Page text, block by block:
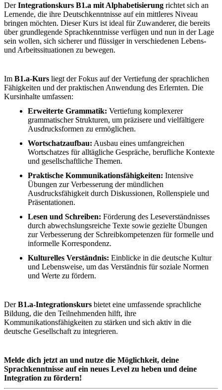
DerIntegrationskurs B1.a mit Alphabetisierung richtet sich an
Lernende, die ihre Deutschkenntnisse auf ein mittleres Niveau
bringen möchten. Dieser Kurs ist ideal für Zuwanderer, die bereits
über grundlegende Sprachkenntnisse verfügen und nun in der Lage
sein wollen, sich sicherer und flüssiger in verschiedenen Lebens-
und Arbeitssituationen zu bewegen.
Im B1.a-Kurs liegt der Fokus auf der Vertiefung der sprachlichen
Fähigkeiten und der praktischen Anwendung des Erlernten. Die
Kursinhalte umfassen:
Erweiterte Grammatik: Vertiefung komplexerer
grammatischer Strukturen, um präzisere und vielfältigere
Ausdrucksformen zu ermöglichen.
Wortschatzaufbau: Ausbau eines umfangreichen
Wortschatzes für alltägliche Gespräche, berufliche Kontexte
und gesellschaftliche Themen.
Praktische Kommunikationsfähigkeiten: Intensive
Übungen zur Verbesserung der mündlichen
Ausdrucksfähigkeit durch Diskussionen, Rollenspiele und
Präsentationen.
Lesen und Schreiben: Förderung des Leseverständnisses
durch abwechslungsreiche Texte sowie gezielte Übungen
zur Verbesserung der Schreibkompetenzen für formelle und
informelle Korrespondenz.
Kulturelles Verständnis: Einblicke in die deutsche Kultur
und Lebensweise, um das Verständnis für soziale Normen
und Werte zu fördern.
DerB1.a-Integrationskurs bietet eine umfassende sprachliche
Bildung, die den Teilnehmenden hilft, ihre
Kommunikationsfähigkeiten zu stärken und sich aktiv in die
deutsche Gesellschaft zu integrieren.
Melde dich jetzt an und nutze die Möglichkeit, deine
Sprachkenntnisse auf ein neues Level zu heben und deine
Integration zu fördern!